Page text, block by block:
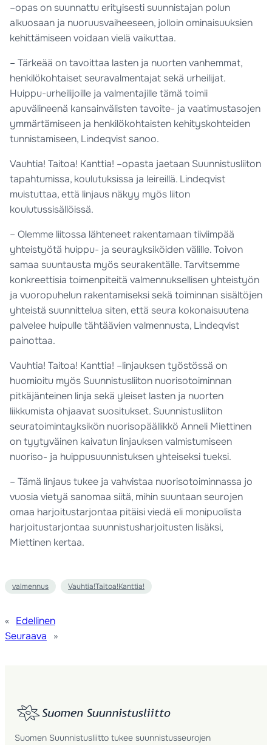
–opas on suunnattu erityisesti suunnistajan polun
alkuosaan ja nuoruusvaiheeseen, jolloin ominaisuuksien
kehittämiseen voidaan vielä vaikuttaa.
– Tärkeää on tavoittaa lasten ja nuorten vanhemmat,
henkilökohtaiset seuravalmentajat sekä urheilijat.
Huippu-urheilijoille ja valmentajille tämä toimii
apuvälineenä kansainvälisten tavoite- ja vaatimustasojen
ymmärtämiseen ja henkilökohtaisten kehityskohteiden
tunnistamiseen, Lindeqvist sanoo.
Vauhtia! Taitoa! Kanttia! –opasta jaetaan Suunnistusliiton
tapahtumissa, koulutuksissa ja leireillä. Lindeqvist
muistuttaa, että linjaus näkyy myös liiton
koulutussisällöissä.
– Olemme liitossa lähteneet rakentamaan tiiviimpää
yhteistyötä huippu- ja seurayksiköiden välille. Toivon
samaa suuntausta myös seurakentälle. Tarvitsemme
konkreettisia toimenpiteitä valmennuksellisen yhteistyön
ja vuoropuhelun rakentamiseksi sekä toiminnan sisältöjen
yhteistä suunnittelua siten, että seura kokonaisuutena
palvelee huipulle tähtäävien valmennusta, Lindeqvist
painottaa.
Vauhtia! Taitoa! Kanttia! –linjauksen työstössä on
huomioitu myös Suunnistusliiton nuorisotoiminnan
pitkäjänteinen linja sekä yleiset lasten ja nuorten
liikkumista ohjaavat suositukset. Suunnistusliiton
seuratoimintayksikön nuorisopäällikkö Anneli Miettinen
on tyytyväinen kaivatun linjauksen valmistumiseen
nuoriso- ja huippusuunnistuksen yhteiseksi tueksi.
– Tämä linjaus tukee ja vahvistaa nuorisotoiminnassa jo
vuosia vietyä sanomaa siitä, mihin suuntaan seurojen
omaa harjoitustarjontaa pitäisi viedä eli monipuolista
harjoitustarjontaa suunnistusharjoitusten lisäksi,
Miettinen kertaa.
valmennus Vauhtia!Taitoa!Kanttia!
« Edellinen
Seuraava
»
Suomen Suunnistusliitto tukee suunnistusseurojen